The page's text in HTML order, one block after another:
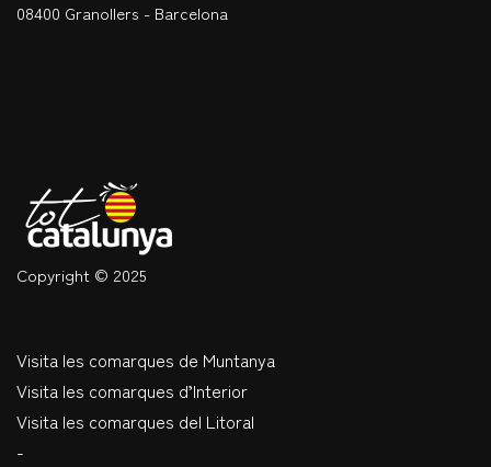
08400 Granollers - Barcelona
Copyright © 2025
Visita les comarques de Muntanya
Visita les comarques d’Interior
Visita les comarques del Litoral
-